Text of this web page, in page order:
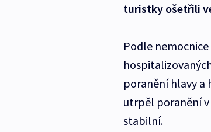
turistky ošetřili
Podle
poranění hlavy a
utrpěl poranění v
stabilní.